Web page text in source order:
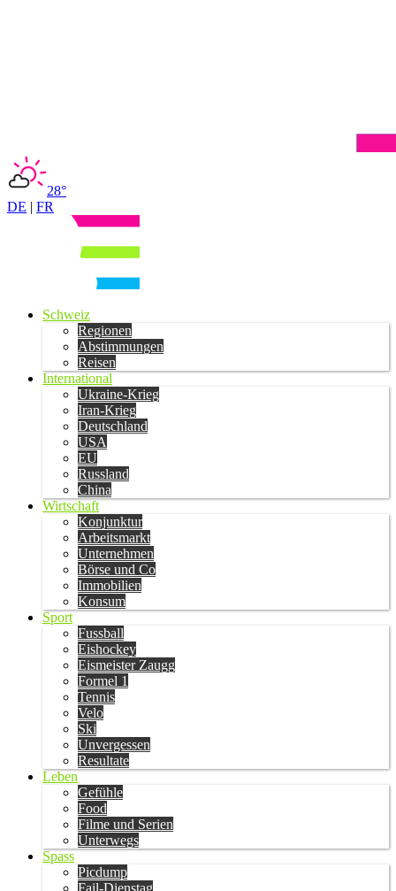
28°
DE | FR
Schweiz
Regionen
Abstimmungen
Reisen
International
Ukraine-Krieg
Iran-Krieg
Deutschland
USA
EU
Russland
China
Wirtschaft
Konjunktur
Arbeitsmarkt
Unternehmen
Börse und Co
Immobilien
Konsum
Sport
Fussball
Eishockey
Eismeister Zaugg
Formel 1
Tennis
Velo
Ski
Unvergessen
Resultate
Leben
Gefühle
Food
Filme und Serien
Unterwegs
Spass
Picdump
Fail-Dienstag